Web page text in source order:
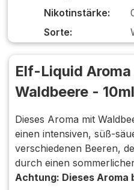
Nikotinstärke:
Sorte:
Elf-Liquid
Waldbeere -
Dieses Aroma mit
einen intensiven, süß-
verschiedenen Beeren,
durch einen
Achtung: Dieses